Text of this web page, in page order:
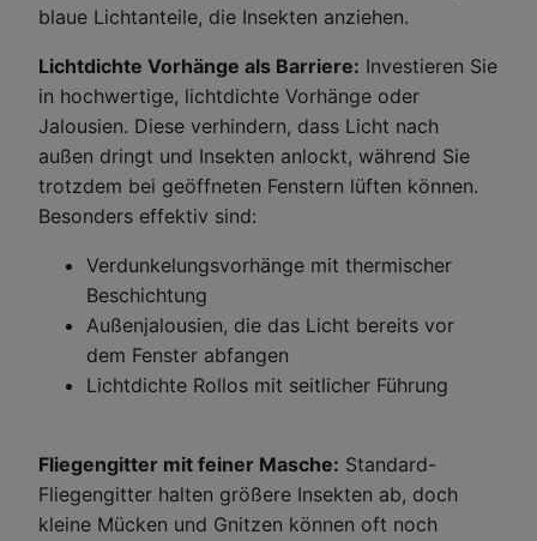
blaue Lichtanteile, die Insekten anziehen.
Lichtdichte Vorhänge als Barriere: Investieren Sie
in hochwertige, lichtdichte Vorhänge oder
Jalousien. Diese verhindern, dass Licht nach
außen dringt und Insekten anlockt, während Sie
trotzdem bei geöffneten Fenstern lüften können.
Besonders effektiv sind:
Verdunkelungsvorhänge mit thermischer
Beschichtung
Außenjalousien, die das Licht bereits vor
dem Fenster abfangen
Lichtdichte Rollos mit seitlicher Führung
Fliegengitter mit feiner Masche: Standard-
Fliegengitter halten größere Insekten ab, doch
kleine Mücken und Gnitzen können oft noch